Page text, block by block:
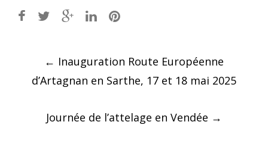
Post
navigation
← Inauguration Route Européenne
d’Artagnan en Sarthe, 17 et 18 mai 2025
Journée de l’attelage en Vendée →